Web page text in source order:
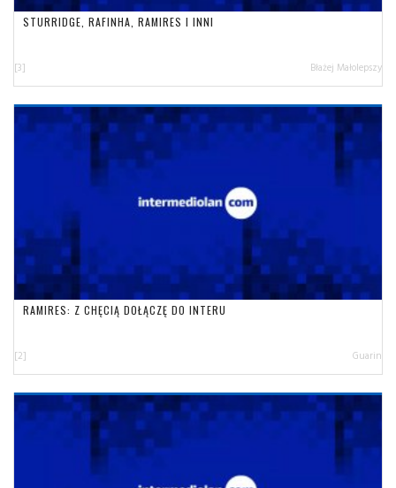
STURRIDGE, RAFINHA, RAMIRES I INNI
[3] Błażej Małolepszy
RAMIRES: Z CHĘCIĄ DOŁĄCZĘ DO INTERU
[2] Guarin